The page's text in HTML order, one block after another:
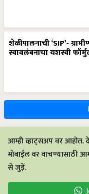
स्वावलंबनाचा यशस्वी
आम्ही व्हाट्सअप वर आहोत.
मोबाईल वर वाचण्यासाठी
से जुड़ें.